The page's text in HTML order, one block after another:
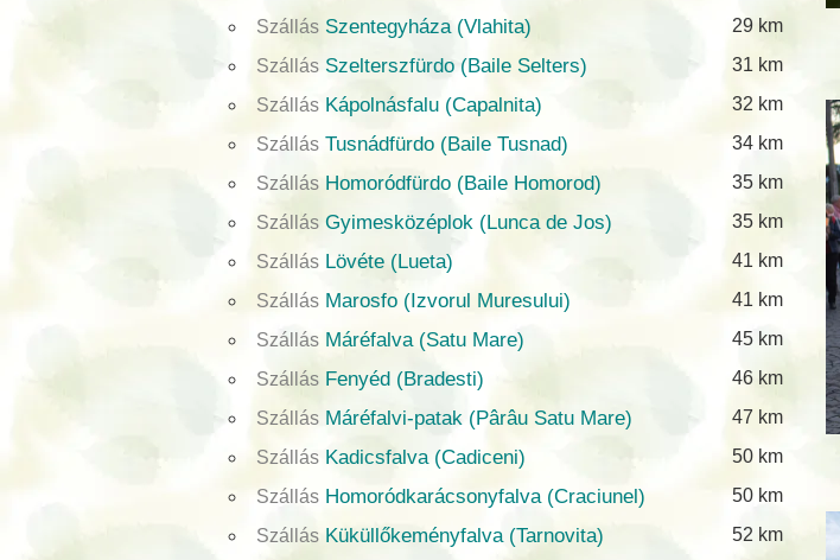
Szállás Szentegyháza (Vlahita)
29 km
Szállás Szelterszfürdo (Baile Selters)
31 km
Szállás Kápolnásfalu (Capalnita)
32 km
Szállás Tusnádfürdo (Baile Tusnad)
34 km
Szállás Homoródfürdo (Baile Homorod)
35 km
Szállás Gyimesközéplok (Lunca de Jos)
35 km
Szállás Lövéte (Lueta)
41 km
Szállás Marosfo (Izvorul Muresului)
41 km
Szállás Máréfalva (Satu Mare)
45 km
Szállás Fenyéd (Bradesti)
46 km
Szállás Máréfalvi-patak (Pârâu Satu Mare)
47 km
Szállás Kadicsfalva (Cadiceni)
50 km
Szállás Homoródkarácsonyfalva (Craciunel)
50 km
Szállás Küküllőkeményfalva (Tarnovita)
52 km